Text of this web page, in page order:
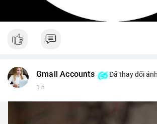
Gmail Accounts Đã thay đổi
1 h